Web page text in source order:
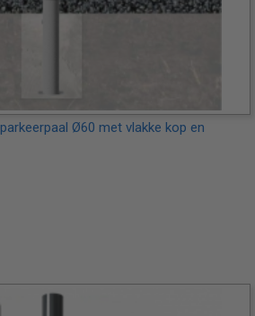
Ø60 met vlakke kop en